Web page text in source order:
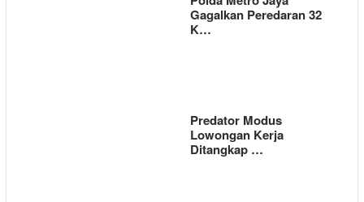
Gagalkan Peredaran 32
K…
Predator Modus
Lowongan Kerja
Ditangkap …